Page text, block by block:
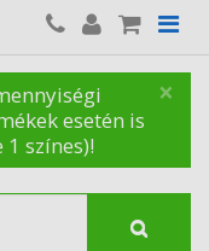
×
esetén is
színes)!